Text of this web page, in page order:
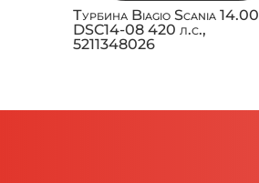
Турбина Biagio Scania 14.00
DSC14-08 420 л.с.,
5211348026